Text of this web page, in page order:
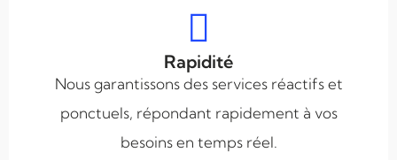
Rapidité
Nous garantissons des services réactifs et
ponctuels, répondant rapidement à vos
besoins en temps réel.